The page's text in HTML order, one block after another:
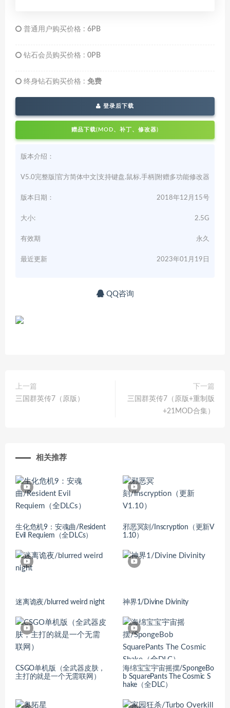
普通用户购买价格 : 6PB
钻石会员购买价格 : 0PB
终身钻石购买价格 : 免费
登录后下载
赠品下载(MOD、补丁、修改器)
版本介绍：
V5.0完整版|官方简体中文|支持键盘.鼠标.手柄|附赠多功能修改器
版本日期： 2018年12月15号
大小: 2.5G
有效期 永久
最近更新 2023年01月19日
QQ咨询
上一篇
三国群英传7（原版）
下一篇
三国群英传7（原版+重制版
+21MOD合集）
相关推荐
生化危机9：安魂曲/Resident
Evil Requiem（全DLCs）
邪恶冥刻/Inscryption（更新V
1.10）
迷离诡夜/blurred weird night 神界1/Divine Divinity
CSGO单机版（全武器皮肤，
主打的就是一个无需联网）
海绵宝宝宇宙摇摆/SpongeBo
b SquarePants The Cosmic S
hake（全DLC）